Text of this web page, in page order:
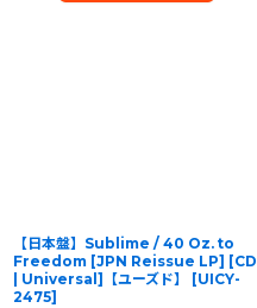
【日本盤】Sublime / 40 Oz. to
Freedom [JPN Reissue LP] [CD
| Universal]【ユーズド】
[UICY-
2475]